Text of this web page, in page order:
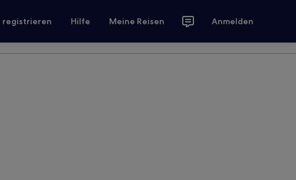
registrieren Hilfe Meine Reisen Anmelden